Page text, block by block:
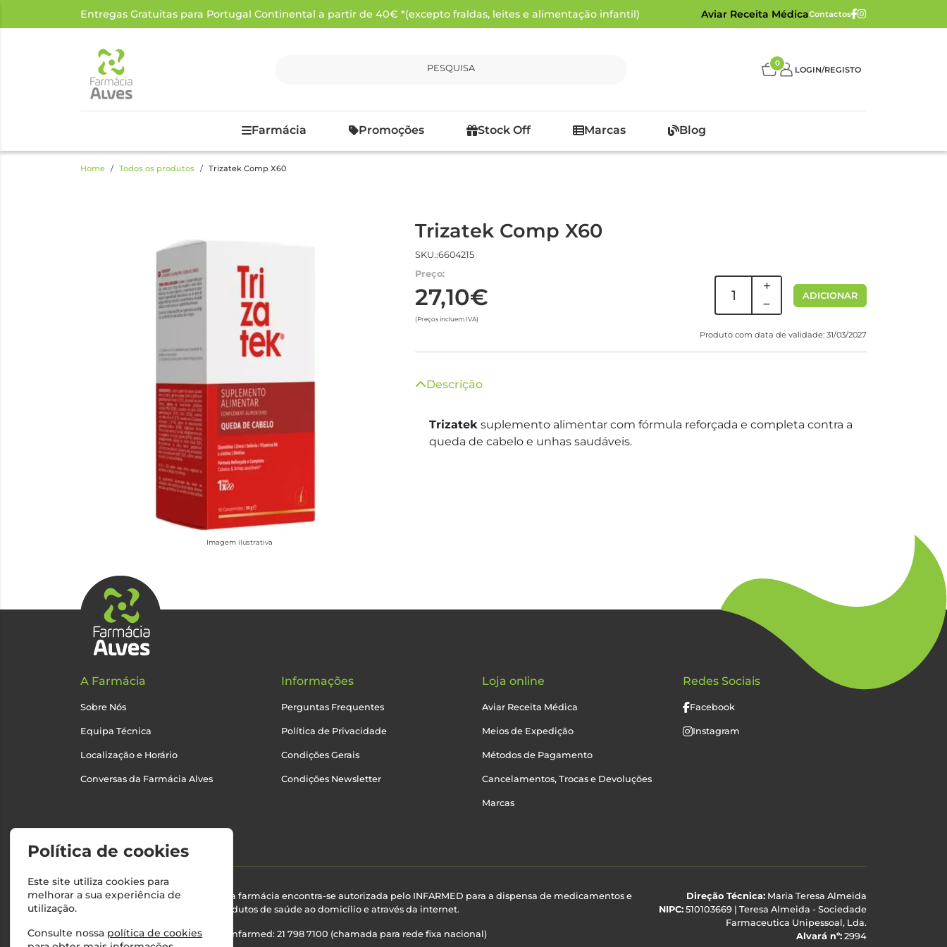
Entregas Gratuitas para Portugal Continental a partir de 40€ *(excepto fraldas, leites e alimentação infantil) Aviar Receita MédicaContactos
PESQUISA 0
LOGIN/REGISTO
Farmácia Promoções Stock Off Marcas Blog
Home Todos os produtos Trizatek Comp X60
Imagem ilustrativa
Trizatek Comp X60
SKU.:6604215
Preço:
27,10€
(Preços incluem IVA)
ADICIONAR
Produto com data de validade: 31/03/2027
Descrição
Trizatek suplemento alimentar com fórmula reforçada e completa contra a
queda de cabelo e unhas saudáveis.
A Farmácia
Sobre Nós
Equipa Técnica
Localização e Horário
Conversas da Farmácia Alves
Informações
Perguntas Frequentes
Política de Privacidade
Condições Gerais
Condições Newsletter
Loja online
Aviar Receita Médica
Meios de Expedição
Métodos de Pagamento
Cancelamentos, Trocas e Devoluções
Marcas
Redes Sociais
Facebook
Instagram
Esta farmácia encontra-se autorizada pelo INFARMED para a dispensa de medicamentos e
produtos de saúde ao domicílio e através da internet.
Nº Infarmed: 21 798 7100 (chamada para rede fixa nacional)
Direção Técnica: Maria Teresa Almeida
NIPC: 510103669 | Teresa Almeida - Sociedade
Farmaceutica Unipessoal, Lda.
Alvará nº: 2994
Política de cookies
Este site utiliza cookies para
melhorar a sua experiência de
utilização.
Consulte nossa política de cookies